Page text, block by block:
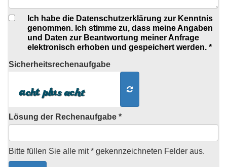
Ich habe die Datenschutzerklärung zur Kenntnis
genommen. Ich stimme zu, dass meine Angaben
und Daten zur Beantwortung meiner Anfrage
elektronisch erhoben und gespeichert werden. *
Sicherheitsrechenaufgabe
Lösung der Rechenaufgabe *
Bitte füllen Sie alle mit * gekennzeichneten Felder aus.